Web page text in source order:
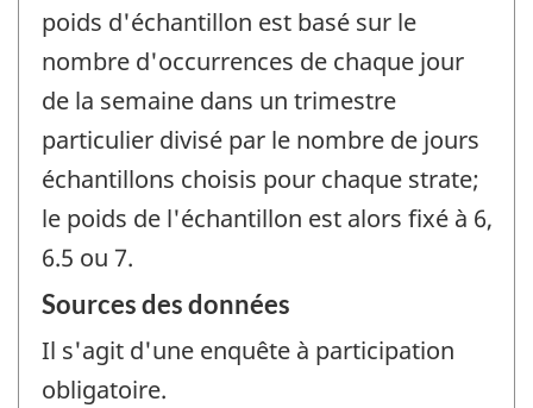
poids d'échantillon est basé sur le
nombre d'occurrences de chaque jour
de la semaine dans un trimestre
particulier divisé par le nombre de jours
échantillons choisis pour chaque strate;
le poids de l'échantillon est alors fixé à 6,
6.5 ou 7.
Sources des données
Il s'agit d'une enquête à participation
obligatoire.